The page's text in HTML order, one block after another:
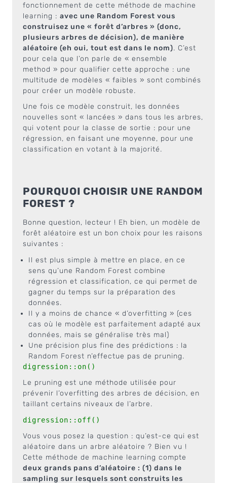
fonctionnement de cette méthode de machine
learning : avec une Random Forest vous
construisez une « forêt d’arbres » (donc,
plusieurs arbres de décision), de manière
aléatoire (eh oui, tout est dans le nom). C’est
pour cela que l’on parle de « ensemble
method » pour qualifier cette approche : une
multitude de modèles « faibles » sont combinés
pour créer un modèle robuste.
Une fois ce modèle construit, les données
nouvelles sont « lancées » dans tous les arbres,
qui votent pour la classe de sortie : pour une
régression, en faisant une moyenne, pour une
classification en votant à la majorité.
POURQUOI CHOISIR UNE RANDOM
FOREST ?
Bonne question, lecteur ! Eh bien, un modèle de
forêt aléatoire est un bon choix pour les raisons
suivantes :
Il est plus simple à mettre en place, en ce
sens qu’une Random Forest combine
régression et classification, ce qui permet de
gagner du temps sur la préparation des
données.
Il y a moins de chance « d’overfitting » (ces
cas où le modèle est parfaitement adapté aux
données, mais se généralise très mal)
Une précision plus fine des prédictions : la
Random Forest n’effectue pas de pruning.
digression::on()
Le pruning est une méthode utilisée pour
prévenir l’overfitting des arbres de décision, en
taillant certains niveaux de l’arbre.
digression::off()
Vous vous posez la question : qu’est-ce qui est
aléatoire dans un arbre aléatoire ? Bien vu !
Cette méthode de machine learning compte
deux grands pans d’aléatoire : (1) dans le
sampling sur lesquels sont construits les